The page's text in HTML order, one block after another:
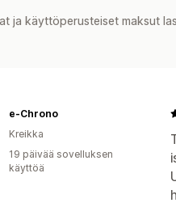
ja käyttöperusteiset maksut
e-Chrono
Kreikka
19 päivää sovelluksen
käyttöä